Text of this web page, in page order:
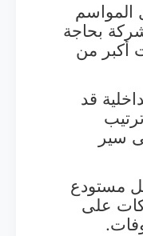
المواسم
بحاجة
أكبر من
قد
سير
مستودع
على